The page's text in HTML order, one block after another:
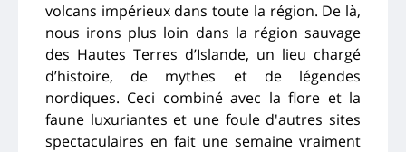
volcans impérieux dans toute la région. De là,
nous irons plus loin dans la région sauvage
des Hautes Terres d’Islande, un lieu chargé
d’histoire, de mythes et de légendes
nordiques. Ceci combiné avec la flore et la
faune luxuriantes et une foule d'autres sites
spectaculaires en fait une semaine vraiment